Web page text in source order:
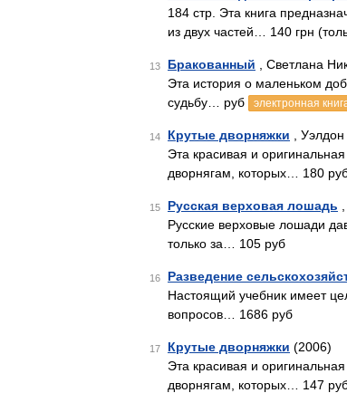
184 стр. Эта книга
из двух частей… 140 грн
13 Бракованный , Светлана
Эта история о маленьком
судьбу… руб
электронная
14 Крутые дворняжки ,
Эта красивая и
дворнягам, которых… 180
15 Русская верховая лошадь
Русские верховые лошади
только за… 105 руб
16 Разведение
Настоящий учебник имеет
вопросов… 1686 руб
17 Крутые дворняжки (2006)
Эта красивая и
дворнягам, которых… 147